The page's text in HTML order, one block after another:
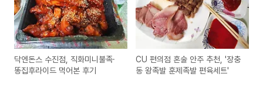
닥엔돈스 수진점, 직화미니불족·
똥집후라이드 먹어본 후기
CU 편의점 혼술 안주 추천, '장충
동 왕족발 훈제족발 편육세트'